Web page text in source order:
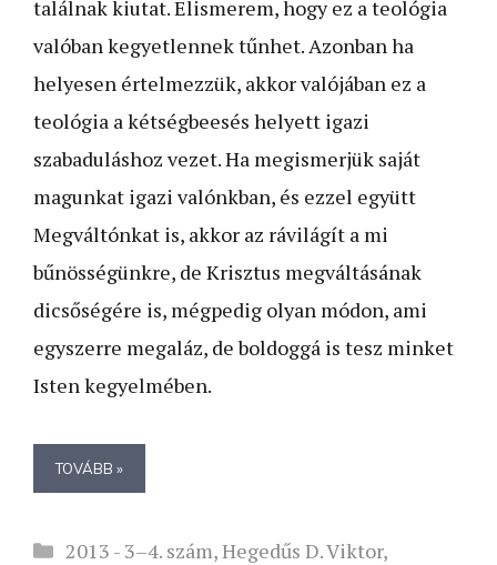
találnak kiutat. Elismerem, hogy ez a teológia
valóban kegyetlennek tűnhet. Azonban ha
helyesen értelmezzük, akkor valójában ez a
teológia a kétségbeesés helyett igazi
szabaduláshoz vezet. Ha megismerjük saját
magunkat igazi valónkban, és ezzel együtt
Megváltónkat is, akkor az rávilágít a mi
bűnösségünkre, de Krisztus megváltásának
dicsőségére is, mégpedig olyan módon, ami
egyszerre megaláz, de boldoggá is tesz minket
Isten kegyelmében.
TOVÁBB »
Kategória
2013 - 3–4. szám,Hegedűs D. Viktor,